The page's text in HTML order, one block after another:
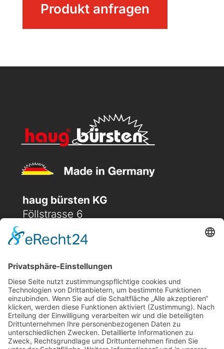
MengeProdukt anfragen
haug bürsten KG
Föllstrasse 6
 (+49) 08231 / 96 30 96
 office@haugbuersten.de
Weitere Seiten
Hygienesortiment